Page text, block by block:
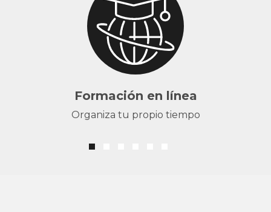
Formación en línea
Organiza tu propio tiempo